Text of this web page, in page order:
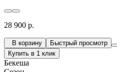
28 900 р.
В корзину
Быстрый просмотр
Купить в 1 клик
Бекеша